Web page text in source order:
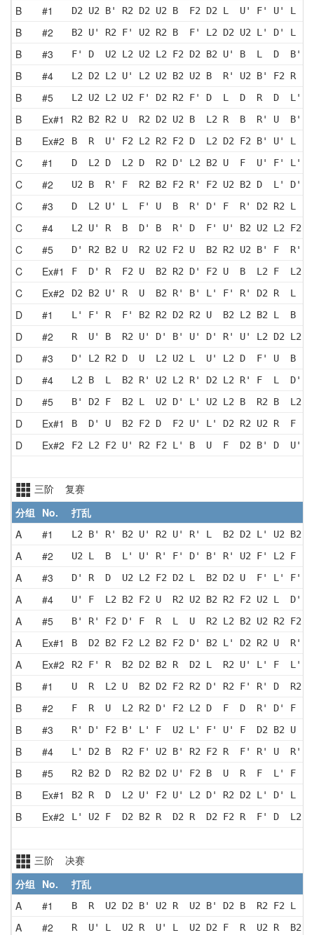
B #1 D2 U2 B' R2 D2 U2 B  F2 D2 L  U' F' U' L
B #2 B2 U' R2 F' U2 R2 B  F' L2 D2 U2 L' D' L
B #3 F' D  U2 L2 U2 L2 F2 D2 B2 U' B  L  D
B #4 L2 D2 L2 U' L2 U2 B2 U2 B  R' U2 B' F2 R
B #5 L2 U2 L2 U2 F' D2 R2 F' D  L  D  R  D  L'
B Ex#1 R2 B2 R2 U  R2 D2 U2 B  L2 R  B  R' U  B'
B Ex#2 B  R  U' F2 L2 R2 F2 D  L2 D2 F2 B' U' L
C #1 D  L2 D  L2 D  R2 D' L2 B2 U  F  U' F' L'
C #2 U2 B  R' F  R2 B2 F2 R' F2 U2 B2 D  L' D'
C #3 D  L2 U' L  F' U  B  R' D' F  R' D2 R2 L
C #4 L2 U' R  B  D' B  R' D  F' U' B2 U2 L2 F2
C #5 D' R2 B2 U  R2 U2 F2 U  B2 R2 U2 B' F  R'
C Ex#1 F  D' R  F2 U  B2 R2 D' F2 U  B  L2 F  L2
C Ex#2 D2 B2 U' R  U  B2 R' B' L' F' R' D2 R  L
D #1 L' F' R  F' B2 R2 D2 R2 U  B2 L2 B2 L  B
D #2 R  U' B  R2 U' D' B' U' D' R' U' L2 D2 L2
D #3 D' L2 R2 D  U  L2 U2 L  U' L2 D  F' U  B
D #4 L2 B  L  B2 R' U2 L2 R' D2 L2 R' F  L
D #5 B' D2 F  B2 L  U2 D' L' U2 L2 B  R2 B  L2
D Ex#1 B  D' U  B2 F2 D  F2 U' L' D2 R2 U2 R  F
D Ex#2 F2 L2 F2 U' R2 F2 L' B  U  F  D2 B' D  U'
三阶 复赛
分组 No.
打乱
A
#1 L2 B' R' B2 U' R2 U' R' L  B2 D2 L' U2 B2
A #2 U2 L  B  L' U' R' F' D' B' R' U2 F' L2 F
A #3 D' R  D  U2 L2 F2 D2 L  B2 D2 U  F' L' F'
A #4 U' F  L2 B2 F2 U  R2 U2 B2 R2 F2 U2 L
A #5 B' R' F2 D' F  R  L  U  R2 L2 B2 U2 R2 F2
A Ex#1 B  D2 B2 F2 L2 B2 F2 D' B2 L' D2 R2 U  R'
A Ex#2 R2 F' R  B2 D2 B2 R  D2 L  R2 U' L' F  L'
B #1 U  R  L2 U  B2 D2 F2 R2 D' R2 F' R' D  R2
B #2 F  R  U  L2 R2 D' F2 L2 D  F  D  R' D' F
B #3 R' D' F2 B' L' F  U2 L' F' U' F  D2 B2 U
B #4 L' D2 B  R2 F' U2 B' R2 F2 R  F' R' U  R'
B #5 R2 B2 D  R2 B2 D2 U' F2 B  U  R  F  L' F
B Ex#1 B2 R  D  L2 U' F2 U' L2 D' R2 D2 L' D' L
B Ex#2 L' U2 F  D2 B2 R  D2 R  D2 F2 R  F' D  L2
三阶 决赛
分组 No.
打乱
A
#1 B  R  U2 D2 B' U2 R  U2 B' D2 B  R2 F2 L
A #2 R  U' L  U2 R  U' L  U2 D2 F  R  U2 R  B2